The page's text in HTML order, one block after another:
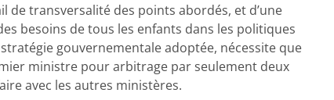
de transversalité des points abordés, et d’une
besoins de tous les enfants dans les politiques
gouvernementale adoptée, nécessite que
ministre pour arbitrage par seulement deux
avec les autres ministères.